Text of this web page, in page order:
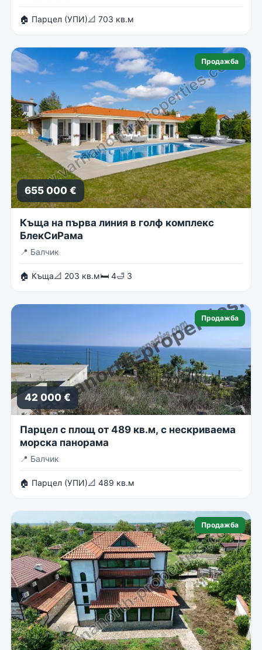
🏠 Парцел (УПИ)📐 703 кв.м
Продажба
655 000 €
Къща на първа линия в голф комплекс
БлекСиРама
📍 Балчик
🏠 Къща📐 203 кв.м🛏 4🛁 3
Продажба
42 000 €
Парцел с площ от 489 кв.м, с нескриваема
морска панорама
📍 Балчик
🏠 Парцел (УПИ)📐 489 кв.м
Продажба